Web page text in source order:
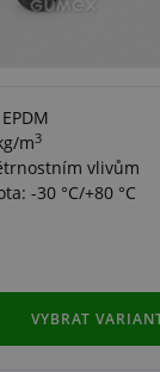
m3
vlivům
-30 °C/+80 °C
VYBRAT